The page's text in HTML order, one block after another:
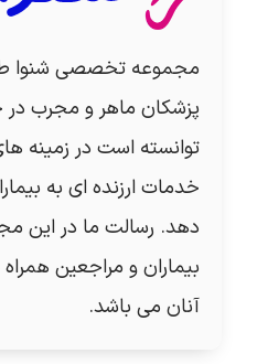
مجموعه تخصصی شنوا طب
پزشکان ماهر و مجرب
توانسته است در زمینه
خدمات ارزنده ای به
دهد. رسالت ما در این
بیماران و مراجعین همراه
آنان می باشد.